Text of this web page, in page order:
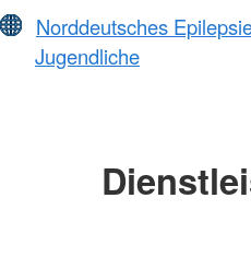
Norddeutsches
Jugendliche